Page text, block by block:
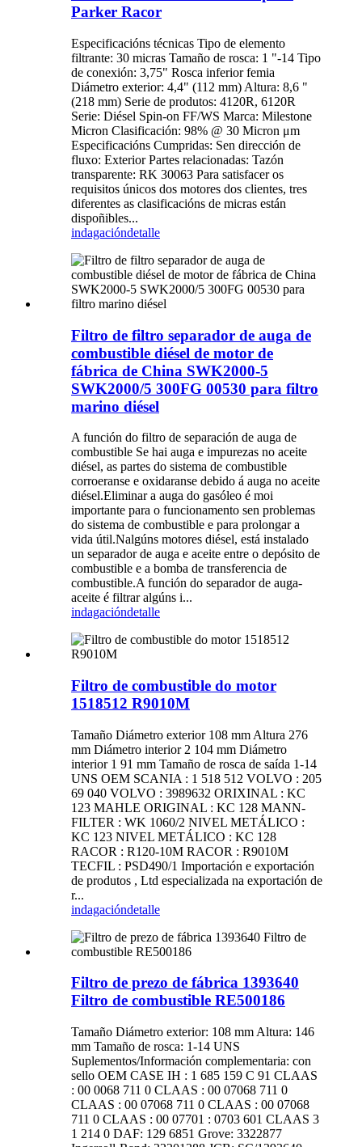
Parker Racor
Especificacións técnicas Tipo de elemento
filtrante: 30 micras Tamaño de rosca: 1 "-14 Tipo
de conexión: 3,75" Rosca inferior femia
Diámetro exterior: 4,4" (112 mm) Altura: 8,6 "
(218 mm) Serie de produtos: 4120R, 6120R
Serie: Diésel Spin-on FF/WS Marca: Milestone
Micron Clasificación: 98% @ 30 Micron μm
Especificacións Cumpridas: Sen dirección de
fluxo: Exterior Partes relacionadas: Tazón
transparente: RK 30063 Para satisfacer os
requisitos únicos dos motores dos clientes, tres
diferentes as clasificacións de micras están
dispoñibles...
indagacióndetalle
Filtro de filtro separador de auga de
combustible diésel de motor de
fábrica de China SWK2000-5
SWK2000/5 300FG 00530 para filtro
marino diésel
A función do filtro de separación de auga de
combustible Se hai auga e impurezas no aceite
diésel, as partes do sistema de combustible
corroeranse e oxidaranse debido á auga no aceite
diésel.Eliminar a auga do gasóleo é moi
importante para o funcionamento sen problemas
do sistema de combustible e para prolongar a
vida útil.Nalgúns motores diésel, está instalado
un separador de auga e aceite entre o depósito de
combustible e a bomba de transferencia de
combustible.A función do separador de auga-
aceite é filtrar algúns i...
indagacióndetalle
Filtro de combustible do motor
1518512 R9010M
Tamaño Diámetro exterior 108 mm Altura 276
mm Diámetro interior 2 104 mm Diámetro
interior 1 91 mm Tamaño de rosca de saída 1-14
UNS OEM SCANIA : 1 518 512 VOLVO : 205
69 040 VOLVO : 3989632 ORIXINAL : KC
123 MAHLE ORIGINAL : KC 128 MANN-
FILTER : WK 1060/2 NIVEL METÁLICO :
KC 123 NIVEL METÁLICO : KC 128
RACOR : R120-10M RACOR : R9010M
TECFIL : PSD490/1 Importación e exportación
de produtos , Ltd especializada na exportación de
r...
indagacióndetalle
Filtro de prezo de fábrica 1393640
Filtro de combustible RE500186
Tamaño Diámetro exterior: 108 mm Altura: 146
mm Tamaño de rosca: 1-14 UNS
Suplementos/Información complementaria: con
sello OEM CASE IH : 1 685 159 C 91 CLAAS
: 00 0068 711 0 CLAAS : 00 07068 711 0
CLAAS : 00 07068 711 0 CLAAS : 00 07068
711 0 CLAAS : 00 07701 : 0703 601 CLAAS 3
1 214 0 DAF: 129 6851 Grove: 3322877